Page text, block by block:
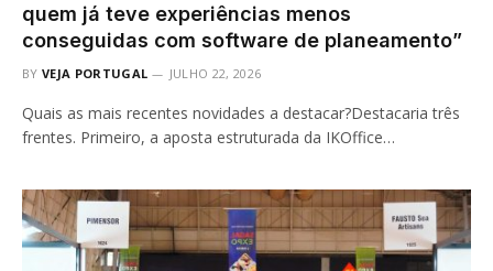
quem já teve experiências menos
conseguidas com software de planeamento”
BY VEJA PORTUGAL JULHO 22, 2026
Quais as mais recentes novidades a destacar?Destacaria três
frentes. Primeiro, a aposta estruturada da IKOffice…